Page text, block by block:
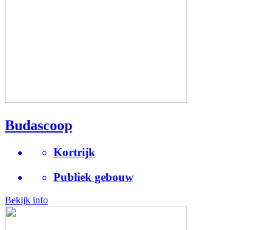
Budascoop
Kortrijk
Publiek gebouw
Bekijk info